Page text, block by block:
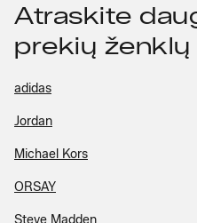
Atraskite
prekių ženklų
adidas
Jordan
Michael Kors
ORSAY
Steve Madden